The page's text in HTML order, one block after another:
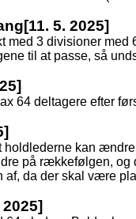
[11. 5. 2025]
med 3 divisioner
til at passe, så
64 deltagere efter
holdlederne kan
på rækkefølgen, og
af, da der skal være
2025]